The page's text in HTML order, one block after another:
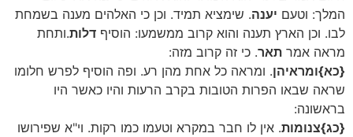
המלך: וטעם יענה. שימציא תמיד. וכן כי האלהים מענה בשמחת
לבו. וכן הארץ תענה והוא קרוב ממשמעו: הוסיף דלות.ותחת
מראה אמר תאר. כי זה קרוב מזה:
{כא}ומראיהן. ומראה כל אחת מהן רע. ופה הוסיף לפרש חלומו
שראה שבאו הפרות הטובות בקרב הרעות והיו כאשר היו
בראשונה:
{כג}צנומות. אין לו חבר במקרא וטעמו כמו רקות. וי"א שפירושו